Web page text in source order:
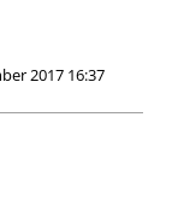
2017 16:37